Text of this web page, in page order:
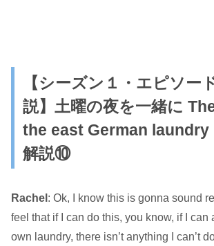
【シーズン１・エピソー
説】 土曜の夜を一緒に
the east German
解説⑩
Rachel : Ok, I know this is gonna sound
feel that if I can do this, you know, if I can
own laundry, there isn’t anything I can’t